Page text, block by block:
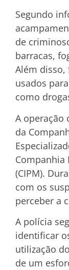
Segundo
de
barracas,
Além
usados
como
A operação
da
Companhia
(CIPM).
com os
perceber a
A polícia
identificar
utilização
de um